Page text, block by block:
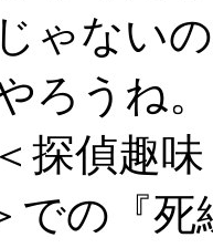
ゃない
ろうね。
偵趣味
での『